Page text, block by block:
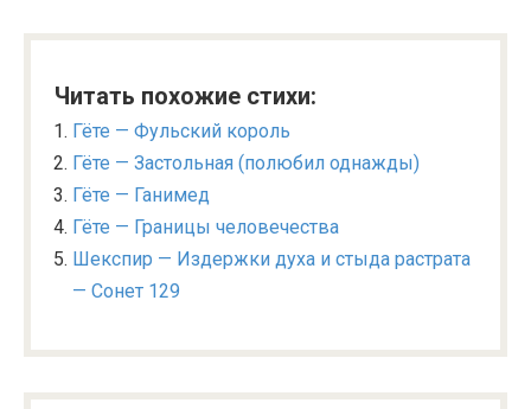
Читать похожие стихи:
Гёте — Фульский король
Гёте — Застольная (полюбил однажды)
Гёте — Ганимед
Гёте — Границы человечества
Шекспир — Издержки духа и стыда растрата
— Сонет 129